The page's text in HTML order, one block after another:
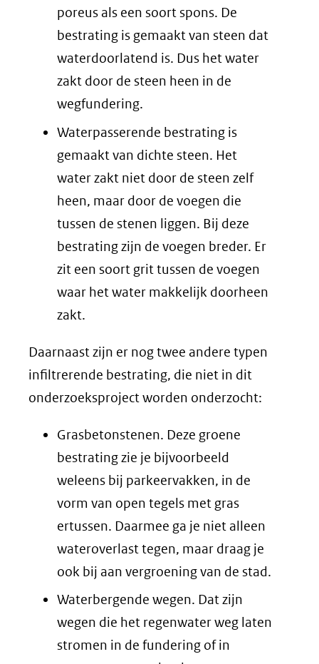
poreus als een soort spons. De
bestrating is gemaakt van steen dat
waterdoorlatend is. Dus het water
zakt door de steen heen in de
wegfundering.
Waterpasserende bestrating is
gemaakt van dichte steen. Het
water zakt niet door de steen zelf
heen, maar door de voegen die
tussen de stenen liggen. Bij deze
bestrating zijn de voegen breder. Er
zit een soort grit tussen de voegen
waar het water makkelijk doorheen
zakt.
Daarnaast zijn er nog twee andere typen
infiltrerende bestrating, die niet in dit
onderzoeksproject worden onderzocht:
Grasbetonstenen. Deze groene
bestrating zie je bijvoorbeeld
weleens bij parkeervakken, in de
vorm van open tegels met gras
ertussen. Daarmee ga je niet alleen
wateroverlast tegen, maar draag je
ook bij aan vergroening van de stad.
Waterbergende wegen. Dat zijn
wegen die het regenwater weg laten
stromen in de fundering of in